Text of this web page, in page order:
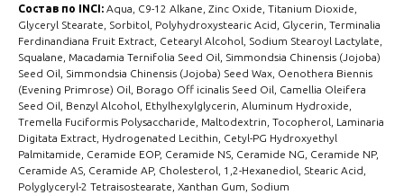
Состав по INCI: Aqua, C9-12 Alkane, Zinc Oxide, Titanium Dioxide,
Glyceryl Stearate, Sorbitol, Polyhydroxystearic Acid, Glycerin, Terminalia
Ferdinandiana Fruit Extract, Cetearyl Alcohol, Sodium Stearoyl Lactylate,
Squalane, Macadamia Ternifolia Seed Oil, Simmondsia Chinensis (Jojoba)
Seed Oil, Simmondsia Chinensis (Jojoba) Seed Wax, Oenothera Biennis
(Evening Primrose) Oil, Borago Off icinalis Seed Oil, Camellia Oleifera
Seed Oil, Benzyl Alcohol, Ethylhexylglycerin, Aluminum Hydroxide,
Tremella Fuciformis Polysaccharide, Maltodextrin, Tocopherol, Laminaria
Digitata Extract, Hydrogenated Lecithin, Cetyl-PG Hydroxyethyl
Palmitamide, Ceramide EOP, Ceramide NS, Ceramide NG, Ceramide NP,
Ceramide AS, Ceramide AP, Cholesterol, 1,2-Hexanediol, Stearic Acid,
Polyglyceryl-2 Tetraisostearate, Xanthan Gum, Sodium